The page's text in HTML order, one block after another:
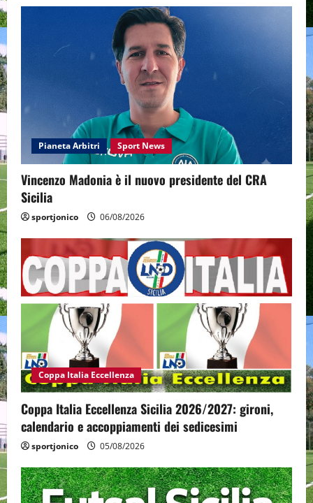
Pianeta Arbitri Sport News
Vincenzo Madonia è il nuovo presidente del CRA
Sicilia
sportjonico 06/08/2026
Coppa Italia Eccellenza
Coppa Italia Eccellenza Sicilia 2026/2027: gironi,
calendario e accoppiamenti dei sedicesimi
sportjonico 05/08/2026